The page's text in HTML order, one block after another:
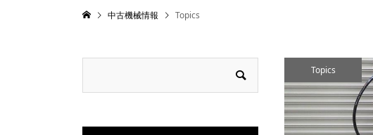
中古機械情報 Topics
Topics